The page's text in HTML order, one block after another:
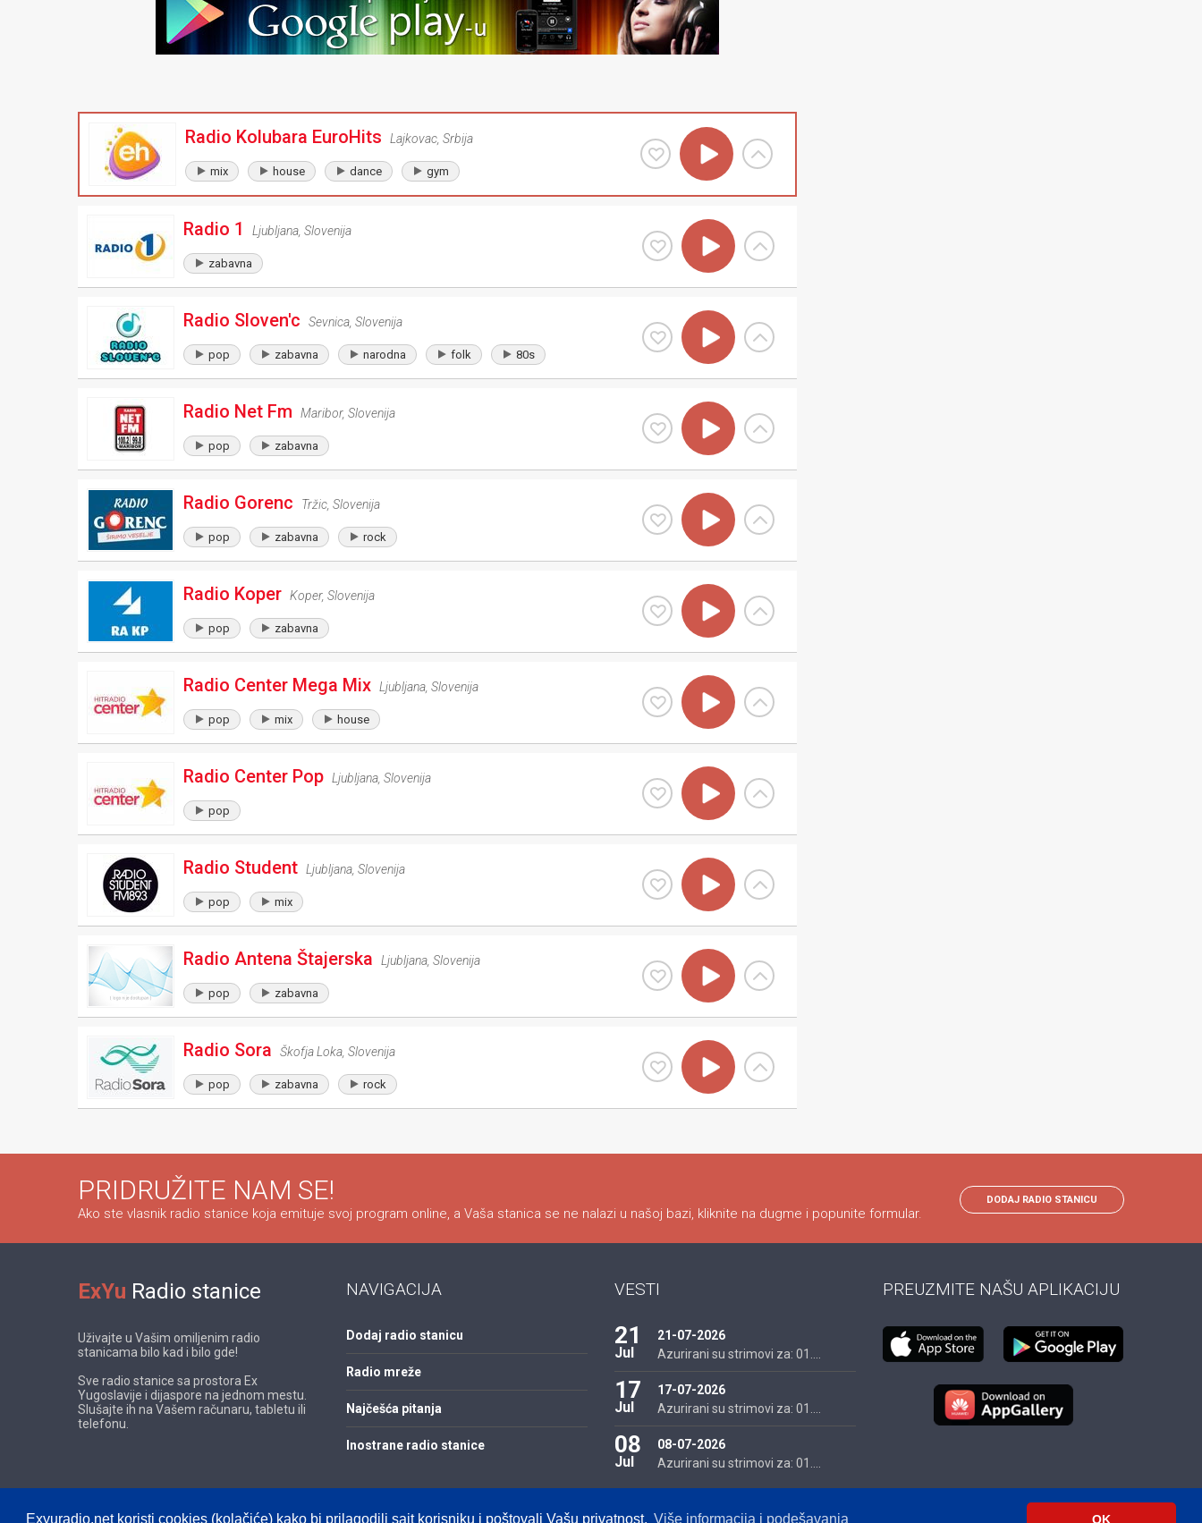
Exyuradio.net koristi cookies (kolačiće) kako bi prilagodili sajt korisniku i poštovali Vašu privatnost. Više informacija i podešavanja OK
Radio Kolubara EuroHits Lajkovac Srbija
mix house dance gym
Radio 1 Ljubljana Slovenija
zabavna
Radio Sloven'c Sevnica Slovenija
pop zabavna narodna folk 80s
Radio Net Fm Maribor, Slovenija
pop zabavna
Radio Gorenc Tržic Slovenija
pop zabavna rock
Radio Koper Koper, Slovenija
pop zabavna
Radio Center Mega Mix Ljubljana Slovenija
pop mix house
Radio Center Pop Ljubljana Slovenija
pop
Radio Student Ljubljana Slovenija
pop mix
Radio Antena Štajerska Ljubljana Slovenija
pop zabavna
Radio Sora Škofja Loka Slovenija
pop zabavna rock
PRIDRUŽITE NAM SE!
Ako ste vlasnik radio stanice koja emituje svoj program online, a Vaša stanica se ne nalazi u našoj bazi, kliknite na dugme i popunite formular.
DODAJ RADIO STANICU
ExYu Radio stanice
Uživajte u Vašim omiljenim radio
stanicama bilo kad i bilo gde!
Sve radio stanice sa prostora Ex
Yugoslavije i dijaspore na jednom mestu.
Slušajte ih na Vašem računaru, tabletu ili
telefonu.
NAVIGACIJA
Dodaj radio stanicu
Radio mreže
Najčešća pitanja
Inostrane radio stanice
VESTI
21
Jul
21-07-2026
Azurirani su strimovi za: 01....
17
Jul
17-07-2026
Azurirani su strimovi za: 01....
08
Jul
08-07-2026
Azurirani su strimovi za: 01....
PREUZMITE NAŠU APLIKACIJU